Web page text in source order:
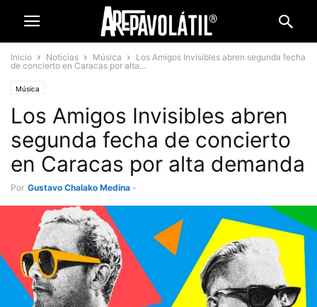
Inicio Noticias Música
Los Amigos Invisibles abren segunda fecha
de concierto en Caracas por alta...
Música
Los Amigos Invisibles abren
segunda fecha de concierto
en Caracas por alta demanda
Por Gustavo Chalako Medina -